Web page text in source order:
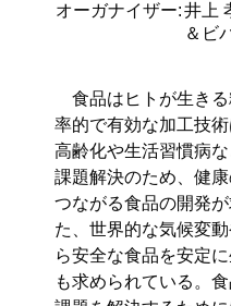
オーガナイザー:井上
＆ビ
食品はヒトが生き
率的で有効な加工技
高齢化や生活習慣病
課題解決のため、健
つながる食品の開発
た、世界的な気候変
ら安全な食品を安定
も求められている。